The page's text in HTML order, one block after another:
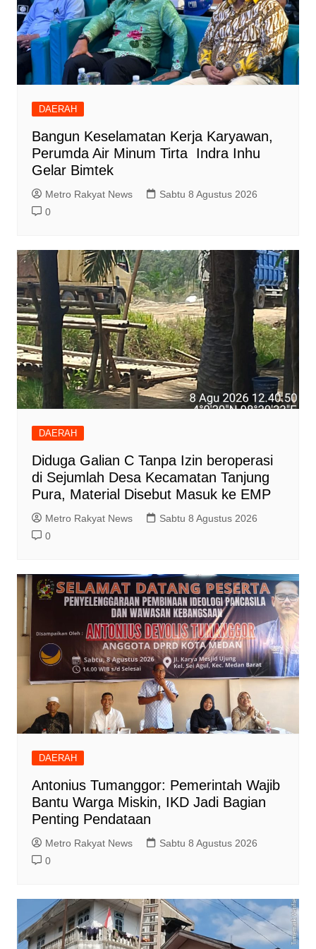
DAERAH
Bangun Keselamatan Kerja Karyawan,
Perumda Air Minum Tirta Indra Inhu
Gelar Bimtek
Metro Rakyat News
Sabtu 8 Agustus 2026
0
DAERAH
Diduga Galian C Tanpa Izin beroperasi
di Sejumlah Desa Kecamatan Tanjung
Pura, Material Disebut Masuk ke EMP
Metro Rakyat News
Sabtu 8 Agustus 2026
0
DAERAH
Antonius Tumanggor: Pemerintah Wajib
Bantu Warga Miskin, IKD Jadi Bagian
Penting Pendataan
Metro Rakyat News
Sabtu 8 Agustus 2026
0